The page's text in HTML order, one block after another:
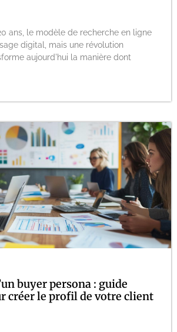
ans, le modèle de recherche en ligne
digital, mais une révolution
aujourd'hui la manière dont
buyer persona : guide
créer le profil de votre client